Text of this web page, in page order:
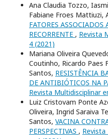
Ana Claudia Tozzo,
Fabiane Froes Mattiuzi,
FATORES
RECORRENTE , Revista
4 (2021)
Mariana Oliveira
Coutinho, Ricardo Paes
Santos, RESISTÊNCIA
DE ANTIBIÓTICOS NA
Revista Multidisciplinar
Luiz Cristovam Ponte
Oliveira, Ingrid Saraiva
Santos, VACINA
PERSPECTIVAS , Revista